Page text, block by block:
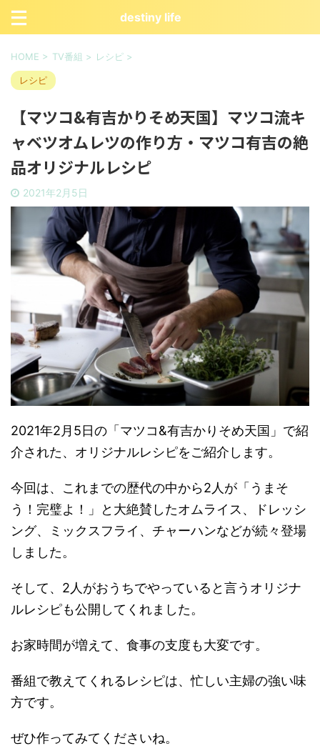
destiny life
HOME > TV番組 > レシピ >
レシピ
【マツコ&有吉かりそめ天国】マツコ流キ
ャベツオムレツの作り方・マツコ有吉の絶
品オリジナルレシピ
2021年2月5日
2021年2月5日の「マツコ&有吉かりそめ天国」で紹
介された、オリジナルレシピをご紹介します。
今回は、これまでの歴代の中から2人が「うまそ
う！完璧よ！」と大絶賛したオムライス、ドレッシ
ング、ミックスフライ、チャーハンなどが続々登場
しました。
そして、2人がおうちでやっていると言うオリジナ
ルレシピも公開してくれました。
お家時間が増えて、食事の支度も大変です。
番組で教えてくれるレシピは、忙しい主婦の強い味
方です。
ぜひ作ってみてくださいね。